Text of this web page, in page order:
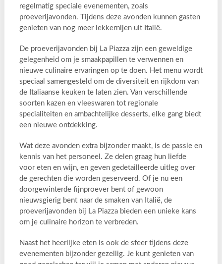
regelmatig speciale evenementen, zoals
proeverijavonden. Tijdens deze avonden kunnen gasten
genieten van nog meer lekkernijen uit Italië.
De proeverijavonden bij La Piazza zijn een geweldige
gelegenheid om je smaakpapillen te verwennen en
nieuwe culinaire ervaringen op te doen. Het menu wordt
speciaal samengesteld om de diversiteit en rijkdom van
de Italiaanse keuken te laten zien. Van verschillende
soorten kazen en vleeswaren tot regionale
specialiteiten en ambachtelijke desserts, elke gang biedt
een nieuwe ontdekking.
Wat deze avonden extra bijzonder maakt, is de passie en
kennis van het personeel. Ze delen graag hun liefde
voor eten en wijn, en geven gedetailleerde uitleg over
de gerechten die worden geserveerd. Of je nu een
doorgewinterde fijnproever bent of gewoon
nieuwsgierig bent naar de smaken van Italië, de
proeverijavonden bij La Piazza bieden een unieke kans
om je culinaire horizon te verbreden.
Naast het heerlijke eten is ook de sfeer tijdens deze
evenementen bijzonder gezellig. Je kunt genieten van